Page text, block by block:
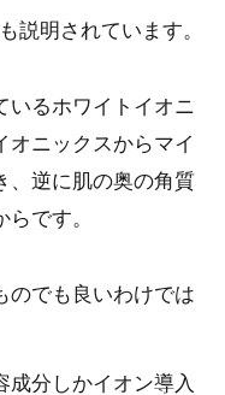
説明されています。
いるホワイトイオニ
オニックスからマイ
、逆に肌の奥の角質
です。
のでも良いわけでは
成分しかイオン導入